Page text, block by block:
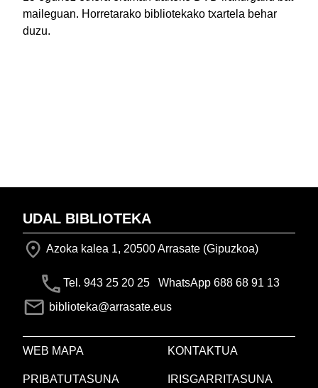
maileguan. Horretarako bibliotekako txartela behar
duzu.
UDAL BIBLIOTEKA
Azoka kalea 1, 20500 Arrasate (Gipuzkoa)
Tel. 943 25 20 25 WhatsApp 688 68 91 13
biblioteka@arrasate.eus
WEB MAPA KONTAKTUA
PRIBATUTASUNA IRISGARRITASUNA